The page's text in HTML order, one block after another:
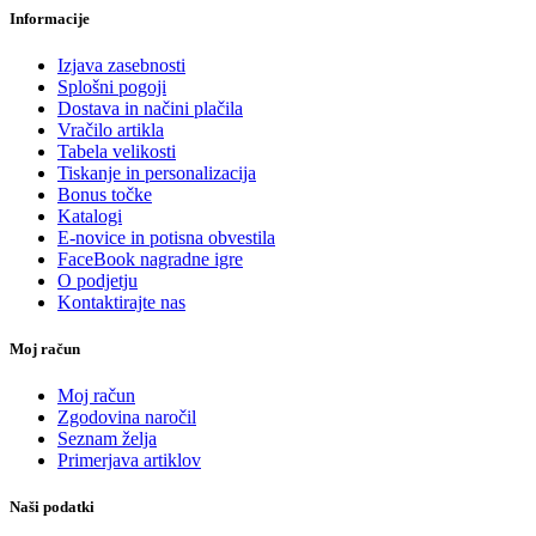
Informacije
Izjava zasebnosti
Splošni pogoji
Dostava in načini plačila
Vračilo artikla
Tabela velikosti
Tiskanje in personalizacija
Bonus točke
Katalogi
E-novice in potisna obvestila
FaceBook nagradne igre
O podjetju
Kontaktirajte nas
Moj račun
Moj račun
Zgodovina naročil
Seznam želja
Primerjava artiklov
Naši podatki